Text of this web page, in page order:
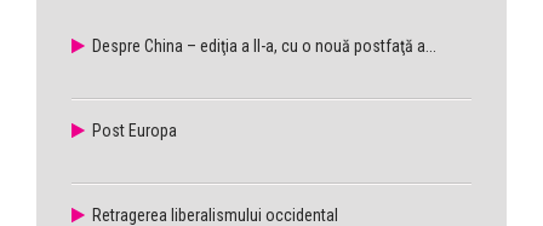
Despre China – ediţia a II-a, cu o nouă postfaţă a...
Post Europa
Retragerea liberalismului occidental